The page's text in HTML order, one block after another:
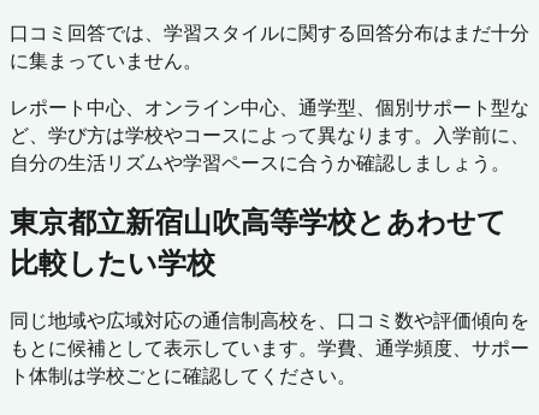
口コミ回答では、学習スタイルに関する回答分布はまだ十分
に集まっていません。
レポート中心、オンライン中心、通学型、個別サポート型な
ど、学び方は学校やコースによって異なります。入学前に、
自分の生活リズムや学習ペースに合うか確認しましょう。
東京都立新宿山吹高等学校とあわせて
比較したい学校
同じ地域や広域対応の通信制高校を、口コミ数や評価傾向を
もとに候補として表示しています。学費、通学頻度、サポー
ト体制は学校ごとに確認してください。